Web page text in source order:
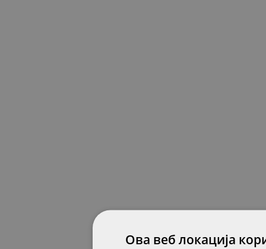
Ова веб локација